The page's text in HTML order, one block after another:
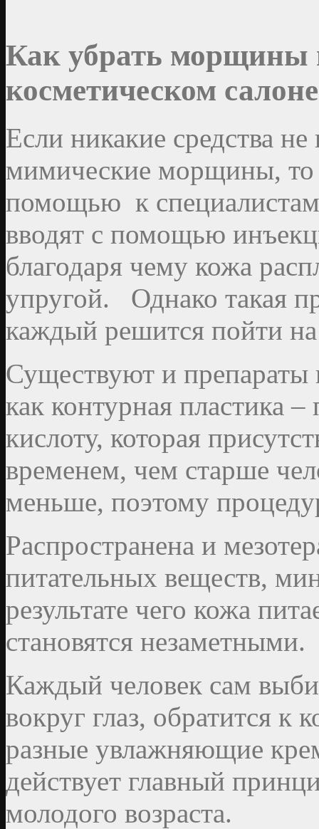
Как убрать морщины
косметическом салоне
Если никакие средства
мимические морщины, то
помощью к
вводят с помощью
благодаря чему кожа
упругой. Однако такая
каждый решится пойти на
Существуют и препараты
как контурная пластика
кислоту, которая
временем, чем старше
меньше, поэтому
Распространена и
питательных веществ,
результате чего кожа
становятся незаметными.
Каждый человек сам
вокруг глаз, обратится к
разные увлажняющие
действует главный
молодого возраста.